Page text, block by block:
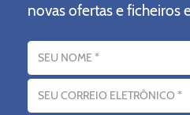
novas ofertas e ficheiros
Nome
Endereço eletrónico